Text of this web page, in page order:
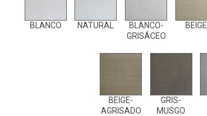
BLANCO NATURAL
BLANCO-
GRISÁCEO
BEIGE
BEIGE-
AGRISADO
GRIS-
MUSGO